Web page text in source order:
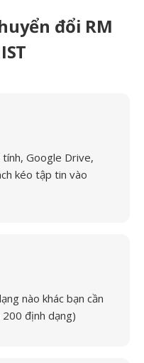
đổi RM
Google Drive,
kéo tập tin vào
nào khác bạn cần
định dạng)